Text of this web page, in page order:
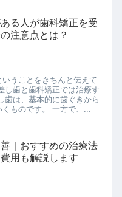
る人が歯科矯正を受
注意点とは？
うことをきちんと伝えて
し歯と歯科矯正では治療す
歯は、基本的に歯ぐきから
ものです。 一方で、...
｜おすすめの治療法
用も解説します